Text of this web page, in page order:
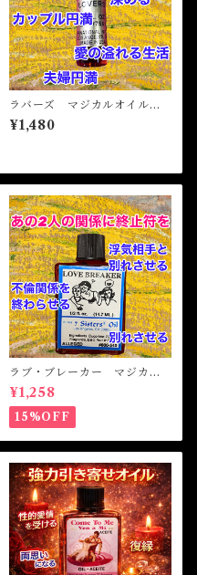
ラバーズ マジカルオイル・
魔女オイル LOVERS Magic
al Oil
¥1,480
ラブ・ブレーカー マジカル
オイル・魔女オイル LOVE
BREAKER Magicak Oil
¥1,258
15%OFF